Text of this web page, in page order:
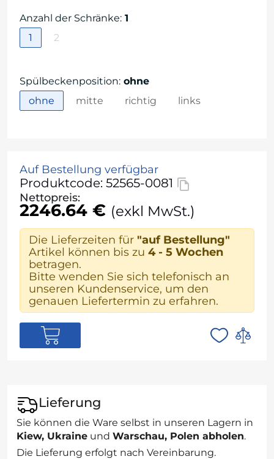
Anzahl der Schränke: 1
1
2
Spülbeckenposition: ohne
ohne
mitte richtig links
Auf Bestellung verfügbar
Produktcode: 52565-0081
Nettopreis:
2246.64 € (exkl MwSt.)
Die Lieferzeiten für "auf Bestellung"
Artikel können bis zu 4 - 5 Wochen
betragen.
Bitte wenden Sie sich telefonisch an
unseren Kundenservice, um den
genauen Liefertermin zu erfahren.
Lieferung
Sie können die Ware selbst in unseren Lagern in
Kiew, Ukraine und Warschau, Polen abholen.
Die Lieferung erfolgt nach Vereinbarung.